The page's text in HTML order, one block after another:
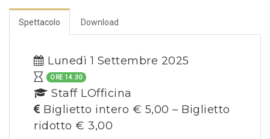
Spettacolo Download
Lunedì 1 Settembre 2025
ORE 14.30
Staff LOfficina
Biglietto intero € 5,00 – Biglietto
ridotto € 3,00